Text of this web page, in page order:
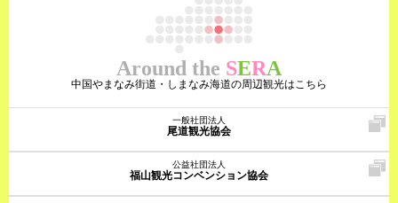
Around the SERA
中国やまなみ街道・しまなみ海道の周辺観光はこちら
一般社団法人
尾道観光協会
公益社団法人
福山観光コンベンション協会